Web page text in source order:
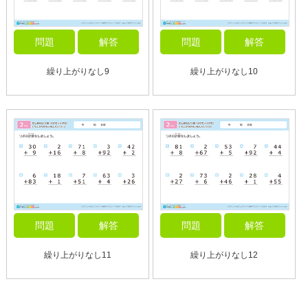
問題 解答
繰り上がりなし9
問題 解答
繰り上がりなし10
問題 解答
繰り上がりなし11
問題 解答
繰り上がりなし12